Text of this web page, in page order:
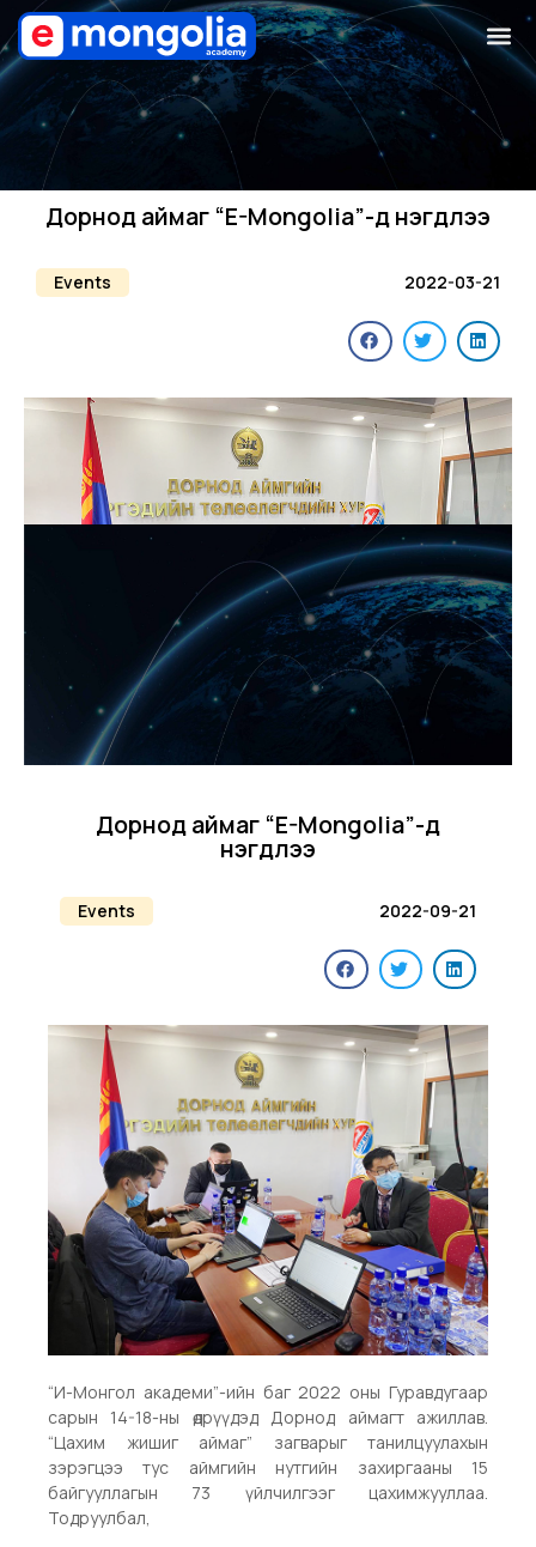
Дорнод аймаг “E-Mongolia”-д нэгдлээ
Events 2022-03-21
Дорнод аймаг “E-Mongolia”-д
нэгдлээ
Events 2022-09-21
“И-Монгол академи”-ийн баг 2022 оны Гуравдугаар
сарын 14-18-ны өдрүүдэд Дорнод аймагт ажиллав.
“Цахим жишиг аймаг” загварыг танилцуулахын
зэрэгцээ тус аймгийн нутгийн захиргааны 15
байгууллагын 73 үйлчилгээг цахимжууллаа.
Тодруулбал,